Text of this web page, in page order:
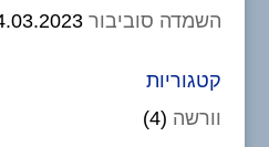
השמדה סוביבור
קטגוריות
וורשה (4)